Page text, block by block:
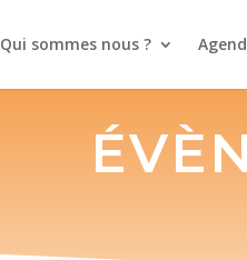
Qui sommes nous ?